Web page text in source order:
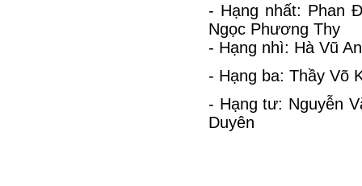
- Hạng nhất: Phan
Ngọc Phương Thy
- Hạng nhì: Hà Vũ
- Hạng ba: Thầy Võ
- Hạng tư: Nguyễn
Duyên